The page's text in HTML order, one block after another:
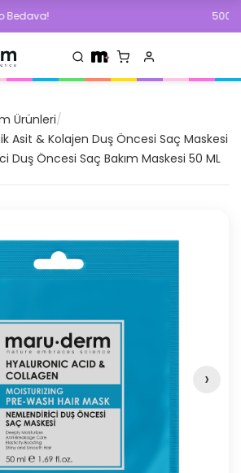
500 TL ve
Ürünleri/
Asit & Kolajen Duş Öncesi Saç Maskesi
Duş Öncesi Saç Bakım Maskesi 50 ML
›